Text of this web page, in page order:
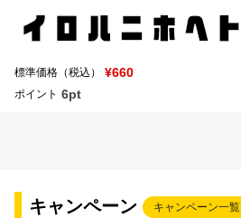
標準価格（税込） ¥660
ポイント 6pt
キャンペーン キャンペーン一覧